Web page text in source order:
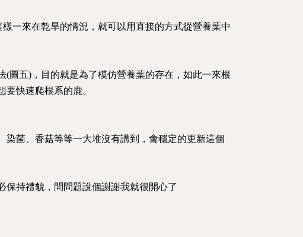
一來在乾旱的情況，就可以用直接的方式從營養葉中
圖五)，目的就是為了模仿營養葉的存在，如此一來根
快速爬根系的鹿。
菌、香菇等等一大堆沒有講到，會穩定的更新這個
保持禮貌，問問題說個謝謝我就很開心了